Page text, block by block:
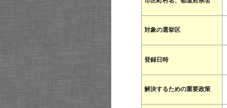
対象の選挙区
登録日時
解決するための重要政策